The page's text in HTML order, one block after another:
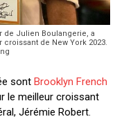
de Julien Boulangerie, a
de New York 2023.
sont Brooklyn French
le meilleur croissant
Jérémie Robert.